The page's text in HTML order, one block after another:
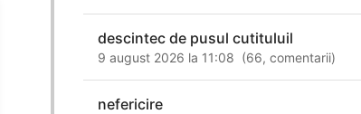
descintec de pusul cutituluil
9 august 2026 la 11:08 (66,comentarii)
nefericire